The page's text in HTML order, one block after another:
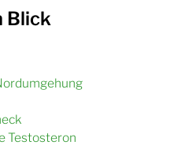
Blick
Testosteron